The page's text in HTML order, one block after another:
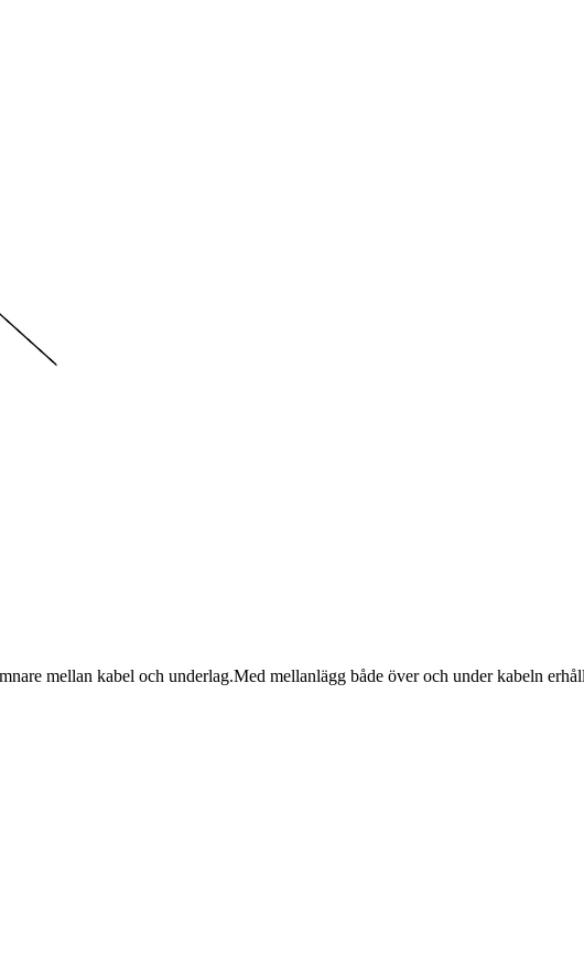
mellan kabel och underlag.Med mellanlägg både över och under kabeln